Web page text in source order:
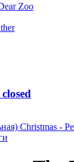
Zoo
Christmas -